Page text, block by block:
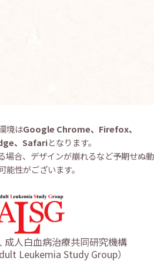
境はGoogle Chrome、Firefox、
、Safariとなります。
場合、デザインが崩れるなど予期せぬ動
能性がございます。
成人白血病治療共同研究機構
Leukemia Study Group）